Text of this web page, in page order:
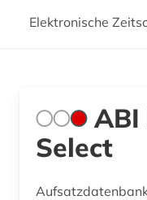
Elektronische
ABI
Select